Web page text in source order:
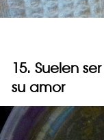
15. Suelen
su amor